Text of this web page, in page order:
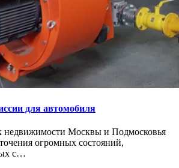
для автомобиля
Москвы и Подмосковья
огромных состояний,
с…